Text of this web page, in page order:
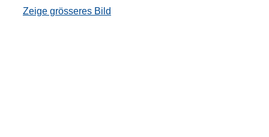
Zeige grösseres Bild